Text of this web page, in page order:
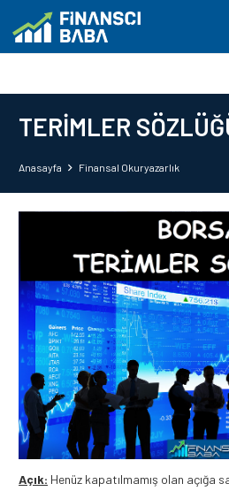
TERİMLER
Anasayfa Finansal Okuryazarlık
Açık: Henüz kapatılmamış olan açığa